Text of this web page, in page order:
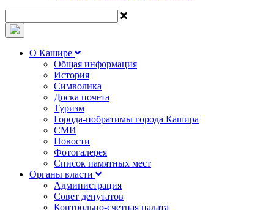
О Кашире
Общая информация
История
Символика
Доска почета
Туризм
Города-побратимы города Кашира
СМИ
Новости
Фотогалерея
Список памятных мест
Органы власти
Администрация
Совет депутатов
Контрольно-счетная палата